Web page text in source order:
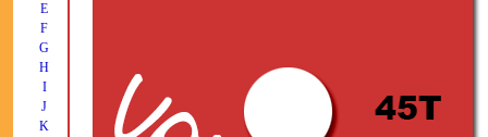
E
F
G
H
I
J
K